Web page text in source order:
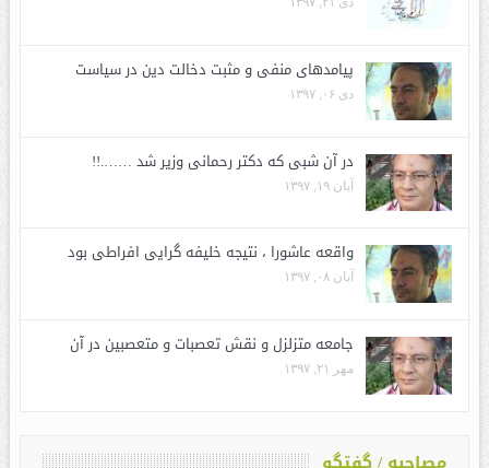
پیامدهای منفی و مثبت دخالت دین در سیاست
دی ۰۶, ۱۳۹۷
در آن شبی که دکتر رحمانی وزیر شد …….!!
آبان ۱۹, ۱۳۹۷
واقعه عاشورا ، نتیجه خلیفه گرایی افراطی بود
آبان ۰۸, ۱۳۹۷
جامعه متزلزل و نقش تعصبات و متعصبین در آن
مهر ۲۱, ۱۳۹۷